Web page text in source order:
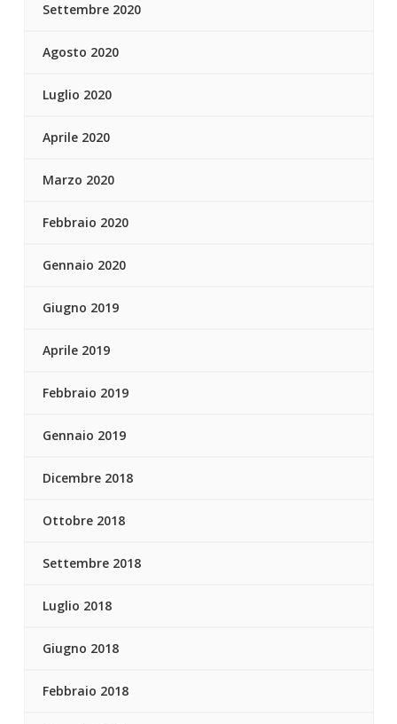
Settembre 2020
Agosto 2020
Luglio 2020
Aprile 2020
Marzo 2020
Febbraio 2020
Gennaio 2020
Giugno 2019
Aprile 2019
Febbraio 2019
Gennaio 2019
Dicembre 2018
Ottobre 2018
Settembre 2018
Luglio 2018
Giugno 2018
Febbraio 2018